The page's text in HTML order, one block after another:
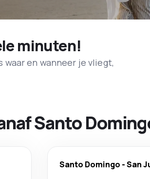
minuten!
waar en wanneer je vliegt,
Santo
Santo Domingo -San